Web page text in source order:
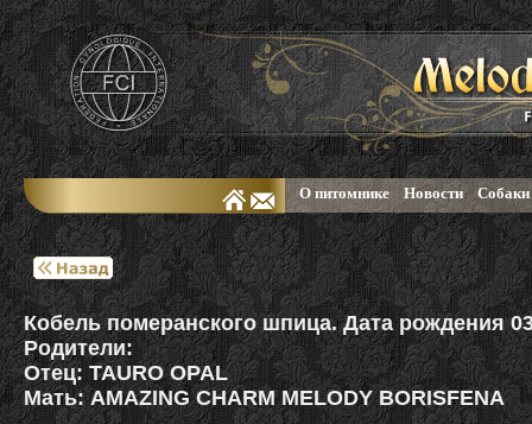
О питомнике Новости
Кобель померанского шпица. Дата рождения
Родители:
Отец: TAURO OPAL
Мать: AMAZING CHARM MELODY BORISFENA